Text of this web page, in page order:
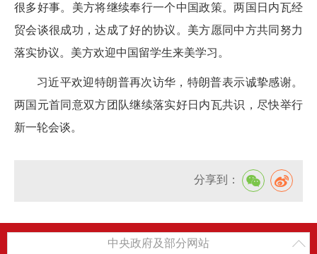
很多好事。美方将继续奉行一个中国政策。两国日内瓦经
贸会谈很成功，达成了好的协议。美方愿同中方共同努力
落实协议。美方欢迎中国留学生来美学习。
习近平欢迎特朗普再次访华，特朗普表示诚挚感谢。
两国元首同意双方团队继续落实好日内瓦共识，尽快举行
新一轮会谈。
分享到：
中央政府及部分网站